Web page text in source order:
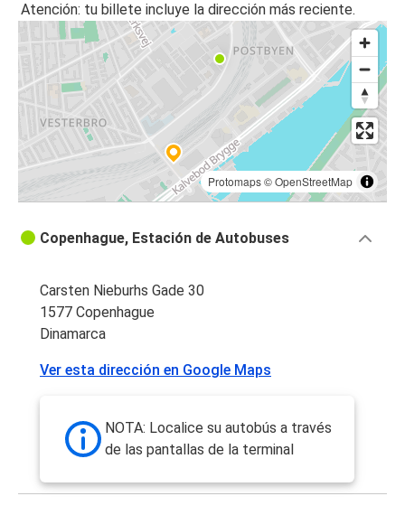
Atención: tu billete incluye la dirección más reciente.
Protomaps©OpenStreetMap
Copenhague, Estación de Autobuses
Carsten Nieburhs Gade 30
1577 Copenhague
Dinamarca
Ver esta dirección en Google Maps
NOTA: Localice su autobús a través
de las pantallas de la terminal